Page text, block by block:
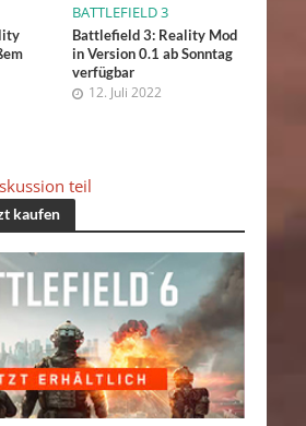
BATTLEFIELD 3
Battlefield 3: Reality Mod
in Version 0.1 ab Sonntag
verfügbar
12. Juli 2022
teil
kaufen